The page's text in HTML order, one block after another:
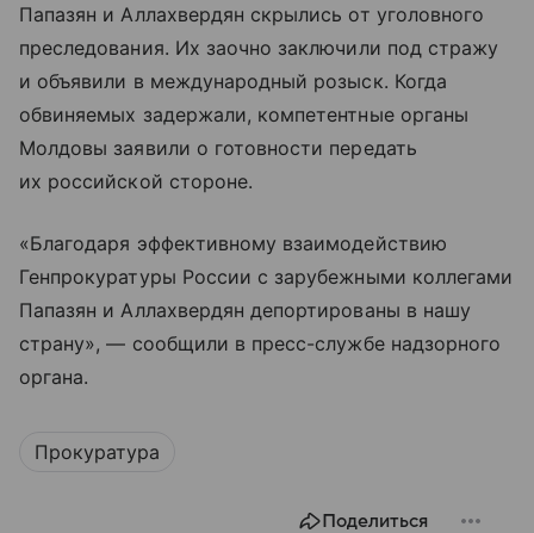
Папазян и Аллахвердян скрылись от уголовного
преследования. Их заочно заключили под стражу
и объявили в международный розыск. Когда
обвиняемых задержали, компетентные органы
Молдовы заявили о готовности передать
их российской стороне.
«Благодаря эффективному взаимодействию
Генпрокуратуры России с зарубежными коллегами
Папазян и Аллахвердян депортированы в нашу
страну», — сообщили в пресс-службе надзорного
органа.
Прокуратура
Поделиться